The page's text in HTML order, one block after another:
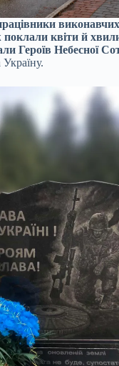
виконавчих
поклали квіти й
Героїв Небесної
Україну.